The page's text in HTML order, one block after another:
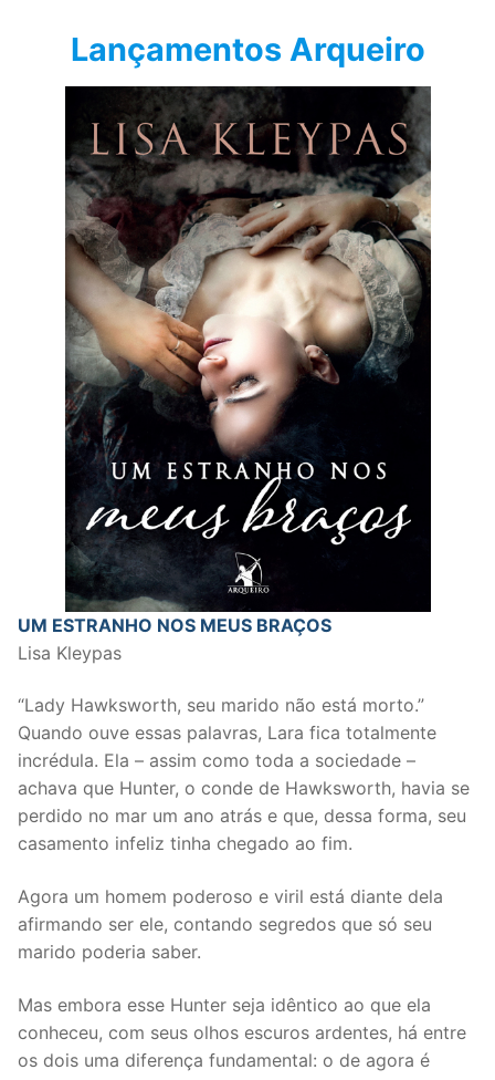
Lançamentos Arqueiro
UM ESTRANHO NOS MEUS BRAÇOS
Lisa Kleypas
“Lady Hawksworth, seu marido não está morto.”
Quando ouve essas palavras, Lara fica totalmente
incrédula. Ela – assim como toda a sociedade –
achava que Hunter, o conde de Hawksworth, havia se
perdido no mar um ano atrás e que, dessa forma, seu
casamento infeliz tinha chegado ao fim.
Agora um homem poderoso e viril está diante dela
afirmando ser ele, contando segredos que só seu
marido poderia saber.
Mas embora esse Hunter seja idêntico ao que ela
conheceu, com seus olhos escuros ardentes, há entre
os dois uma diferença fundamental: o de agora é